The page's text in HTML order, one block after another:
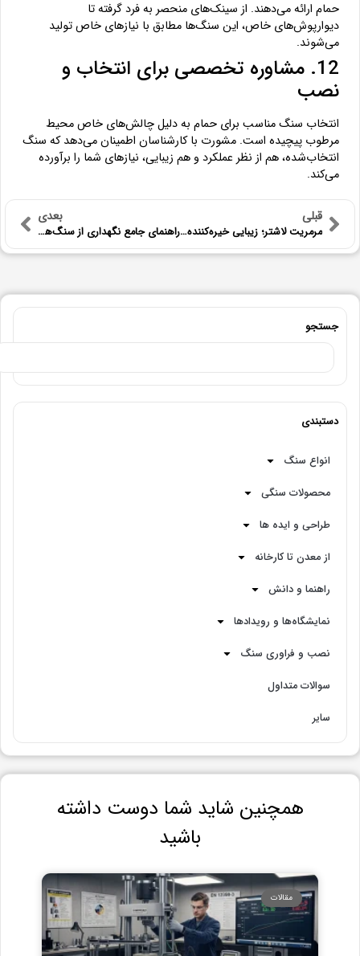
جستجو
دستبندی
انواع سنگ
محصولات سنگی
طراحی و ایده ها
از معدن تا کارخانه
راهنما و دانش
نمایشگاه‌ها و رویدادها
نصب و فراوری سنگ
سوالات متداول
سایر
حمام ارائه می‌دهند. از سینک‌های منحصر به فرد گرفته تا
دیوارپوش‌های خاص، این سنگ‌ها مطابق با نیازهای خاص تولید
می‌شوند.
12. مشاوره تخصصی برای انتخاب و
نصب
انتخاب سنگ مناسب برای حمام به دلیل چالش‌های خاص محیط
مرطوب پیچیده است. مشورت با کارشناسان اطمینان می‌دهد که سنگ
انتخاب‌شده، هم از نظر عملکرد و هم زیبایی، نیازهای شما را برآورده
می‌کند.
قبلی
مرمریت لاشتر؛ زیبایی خیره‌کننده با پس‌زمینه خاکستری تیره
بعدی
راهنمای جامع نگهداری از سنگ‌های طبیعی | نکات کلیدی برای دوام و زیبایی سنگ
همچنین شاید شما دوست داشته
باشید
مقالات